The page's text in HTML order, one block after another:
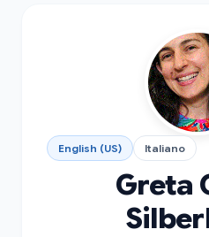
English (US) Italiano
Greta